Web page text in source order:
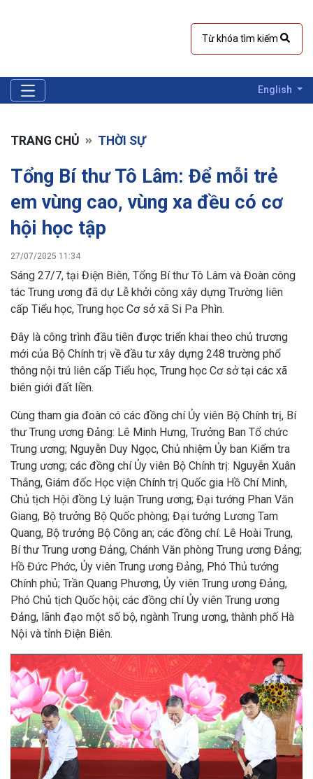
English
TRANG CHỦ THỜI SỰ
Tổng Bí thư Tô Lâm: Để mỗi trẻ
em vùng cao, vùng xa đều có cơ
hội học tập
27/07/2025 11:34
Sáng 27/7, tại Điện Biên, Tổng Bí thư Tô Lâm và Đoàn công
tác Trung ương đã dự Lễ khởi công xây dựng Trường liên
cấp Tiểu học, Trung học Cơ sở xã Si Pa Phìn.
Đây là công trình đầu tiên được triển khai theo chủ trương
mới của Bộ Chính trị về đầu tư xây dựng 248 trường phổ
thông nội trú liên cấp Tiểu học, Trung học Cơ sở tại các xã
biên giới đất liền.
Cùng tham gia đoàn có các đồng chí Ủy viên Bộ Chính trị, Bí
thư Trung ương Đảng: Lê Minh Hưng, Trưởng Ban Tổ chức
Trung ương; Nguyễn Duy Ngọc, Chủ nhiệm Ủy ban Kiểm tra
Trung ương; các đồng chí Ủy viên Bộ Chính trị: Nguyễn Xuân
Thắng, Giám đốc Học viện Chính trị Quốc gia Hồ Chí Minh,
Chủ tịch Hội đồng Lý luận Trung ương; Đại tướng Phan Văn
Giang, Bộ trưởng Bộ Quốc phòng; Đại tướng Lương Tam
Quang, Bộ trưởng Bộ Công an; các đồng chí: Lê Hoài Trung,
Bí thư Trung ương Đảng, Chánh Văn phòng Trung ương Đảng;
Hồ Đức Phớc, Ủy viên Trung ương Đảng, Phó Thủ tướng
Chính phủ; Trần Quang Phương, Ủy viên Trung ương Đảng,
Phó Chủ tịch Quốc hội; các đồng chí Ủy viên Trung ương
Đảng, lãnh đạo một số bộ, ngành Trung ương, thành phố Hà
Nội và tỉnh Điện Biên.